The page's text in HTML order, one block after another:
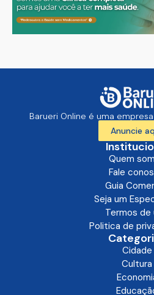
Barueri Online é uma
Anuncie
Quem
Fale
Guia
Seja um
Termos de
Politica de
Cidade
Cultura